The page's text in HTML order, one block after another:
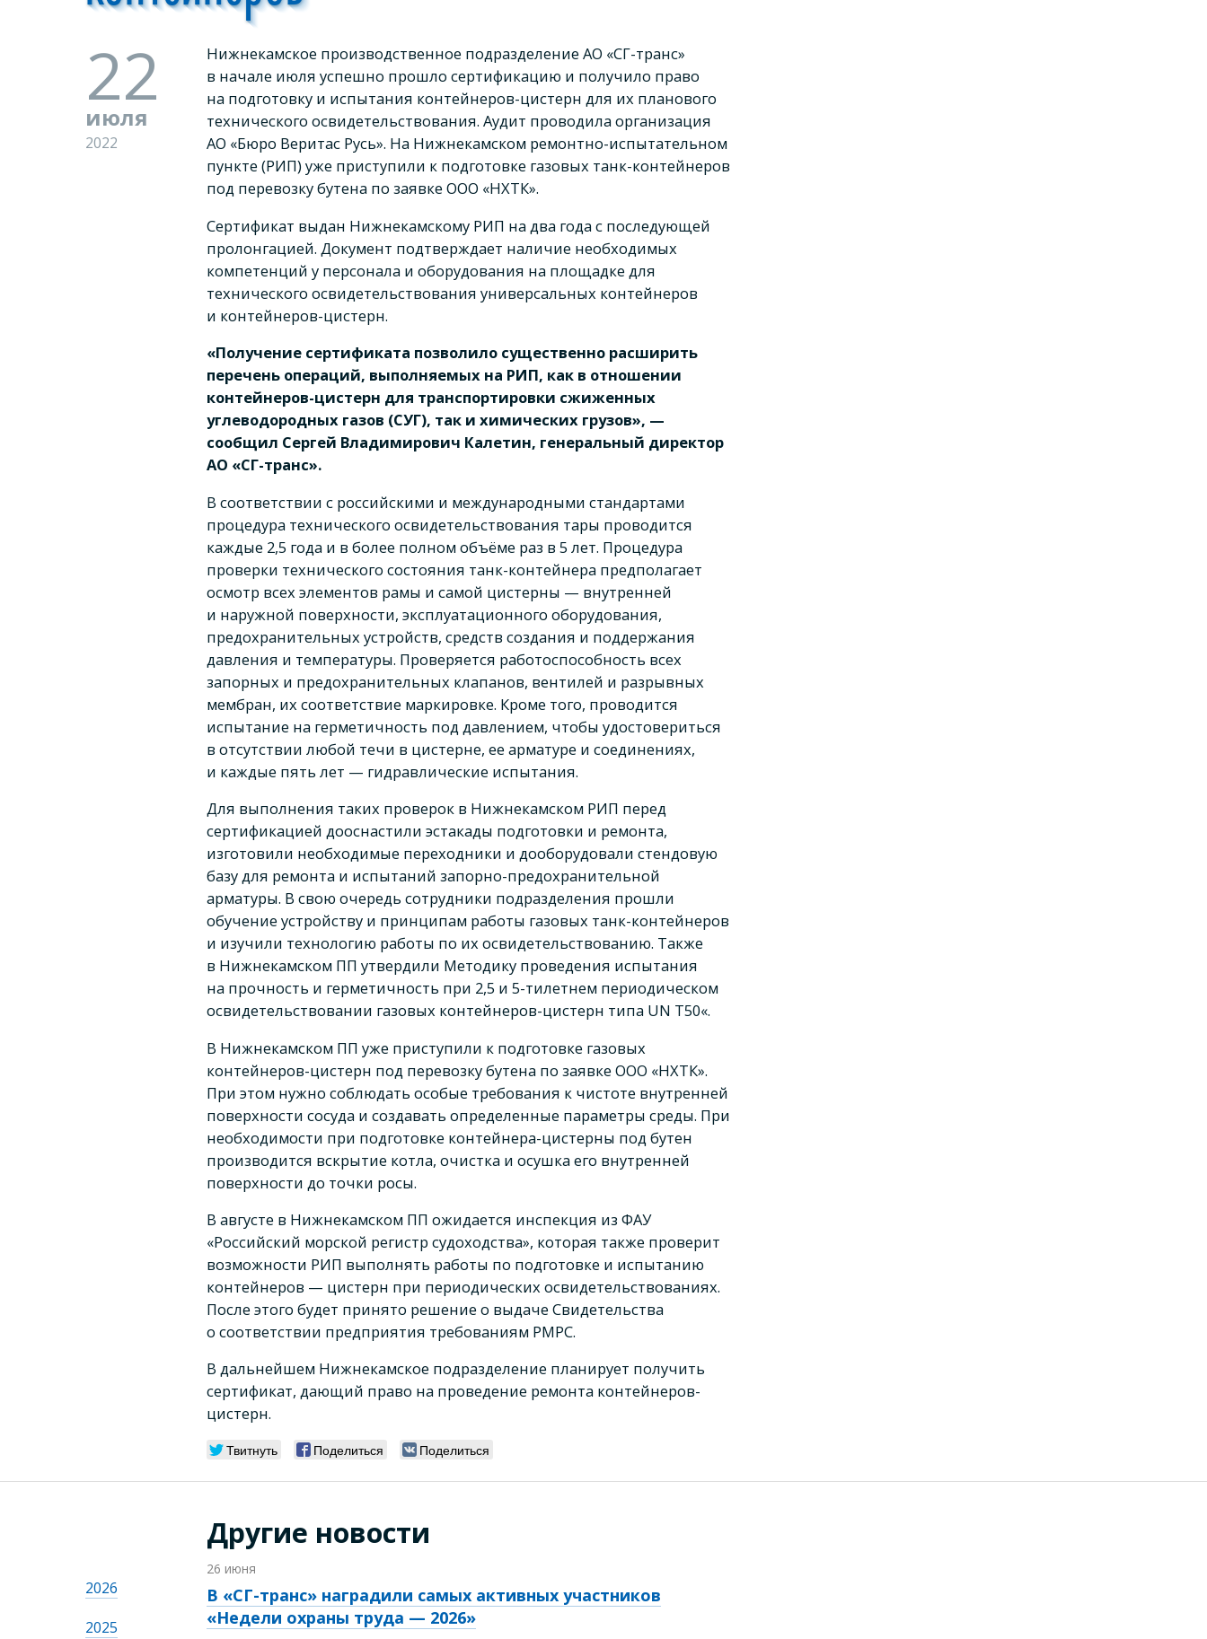
22
июля
2022
Нижнекамское производственное подразделение АО «СГ-транс»
в начале июля успешно прошло сертификацию и получило право
на подготовку и испытания контейнеров-цистерн для их планового
технического освидетельствования. Аудит проводила организация
АО «Бюро Веритас Русь». На Нижнекамском ремонтно-испытательном
пункте (РИП) уже приступили к подготовке газовых танк-контейнеров
под перевозку бутена по заявке ООО «НХТК».
Сертификат выдан Нижнекамскому РИП на два года с последующей
пролонгацией. Документ подтверждает наличие необходимых
компетенций у персонала и оборудования на площадке для
технического освидетельствования универсальных контейнеров
и контейнеров-цистерн.
«Получение сертификата позволило существенно расширить
перечень операций, выполняемых на РИП, как в отношении
контейнеров-цистерн для транспортировки сжиженных
углеводородных газов (СУГ), так и химических грузов», —
сообщил Сергей Владимирович Калетин, генеральный директор
АО «СГ-транс».
В соответствии с российскими и международными стандартами
процедура технического освидетельствования тары проводится
каждые 2,5 года и в более полном объёме раз в 5 лет. Процедура
проверки технического состояния танк-контейнера предполагает
осмотр всех элементов рамы и самой цистерны — внутренней
и наружной поверхности, эксплуатационного оборудования,
предохранительных устройств, средств создания и поддержания
давления и температуры. Проверяется работоспособность всех
запорных и предохранительных клапанов, вентилей и разрывных
мембран, их соответствие маркировке. Кроме того, проводится
испытание на герметичность под давлением, чтобы удостовериться
в отсутствии любой течи в цистерне, ее арматуре и соединениях,
и каждые пять лет — гидравлические испытания.
Для выполнения таких проверок в Нижнекамском РИП перед
сертификацией дооснастили эстакады подготовки и ремонта,
изготовили необходимые переходники и дооборудовали стендовую
базу для ремонта и испытаний запорно-предохранительной
арматуры. В свою очередь сотрудники подразделения прошли
обучение устройству и принципам работы газовых танк-контейнеров
и изучили технологию работы по их освидетельствованию. Также
в Нижнекамском ПП утвердили Методику проведения испытания
на прочность и герметичность при 2,5 и 5-тилетнем периодическом
освидетельствовании газовых контейнеров-цистерн типа UN T50«.
В Нижнекамском ПП уже приступили к подготовке газовых
контейнеров-цистерн под перевозку бутена по заявке ООО «НХТК».
При этом нужно соблюдать особые требования к чистоте внутренней
поверхности сосуда и создавать определенные параметры среды. При
необходимости при подготовке контейнера-цистерны под бутен
производится вскрытие котла, очистка и осушка его внутренней
поверхности до точки росы.
В августе в Нижнекамском ПП ожидается инспекция из ФАУ
«Российский морской регистр судоходства», которая также проверит
возможности РИП выполнять работы по подготовке и испытанию
контейнеров — цистерн при периодических освидетельствованиях.
После этого будет принято решение о выдаче Свидетельства
о соответствии предприятия требованиям РМРС.
В дальнейшем Нижнекамское подразделение планирует получить
сертификат, дающий право на проведение ремонта контейнеров-
цистерн.
Твитнуть Поделиться Поделиться
Другие новости
2026
2025
26 июня
В «СГ-транс» наградили самых активных участников
«Недели охраны труда — 2026»